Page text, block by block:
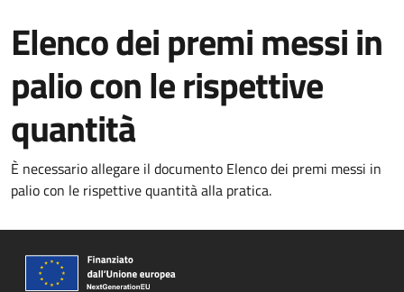
Elenco dei premi messi in
palio con le rispettive
quantità
È necessario allegare il documento Elenco dei premi messi in
palio con le rispettive quantità alla pratica.